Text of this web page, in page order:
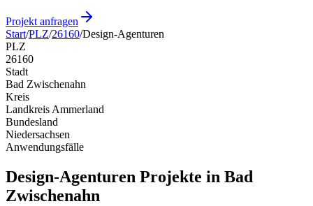
Projekt anfragen
Start/PLZ/26160/Design-Agenturen
PLZ
26160
Stadt
Bad Zwischenahn
Kreis
Landkreis Ammerland
Bundesland
Niedersachsen
Anwendungsfälle
Design-Agenturen Projekte in Bad
Zwischenahn